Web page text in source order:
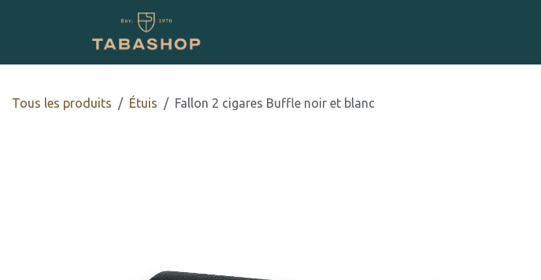
Tous les produits ​Étuis Fallon 2 cigares Buffle noir et blanc